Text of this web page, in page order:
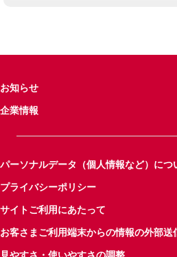
お知らせ
企業情報
パーソナルデータ（個人情報など）につ
プライバシーポリシー
サイトご利用にあたって
お客さまご利用端末からの情報の外部送